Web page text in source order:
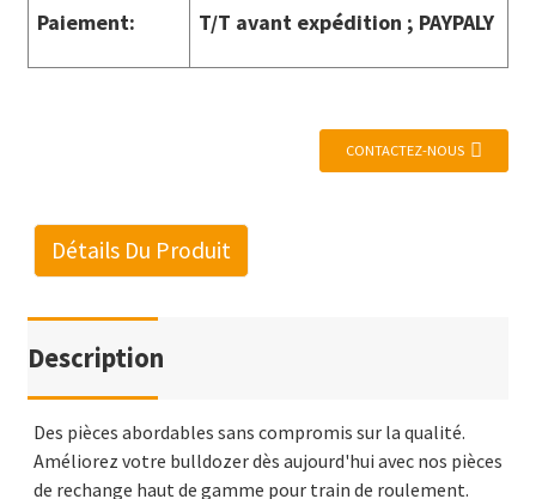
Paiement: T/T avant expédition ; PAYPALY
CONTACTEZ-NOUS
Détails Du Produit
Description
Des pièces abordables sans compromis sur la qualité.
Améliorez votre bulldozer dès aujourd'hui avec nos pièces
de rechange haut de gamme pour train de roulement.